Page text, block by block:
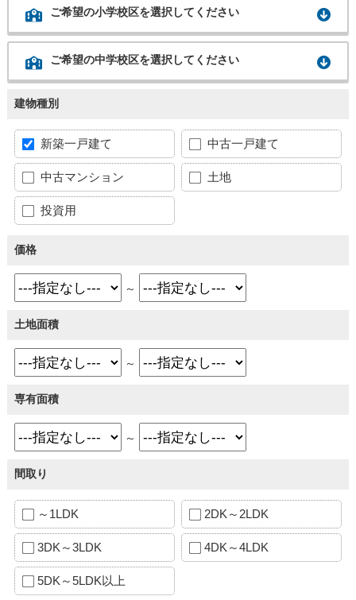
ご希望の小学校区を選択してください
ご希望の中学校区を選択してください
建物種別
新築一戸建て 中古一戸建て
中古マンション 土地
投資用
価格
～
土地面積
～
専有面積
～
間取り
～1LDK 2DK～2LDK
3DK～3LDK 4DK～4LDK
5DK～5LDK以上